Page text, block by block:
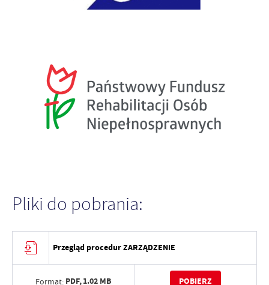
Pliki do pobrania:
Przegląd procedur ZARZĄDZENIE
Format: PDF,1.02 MB POBIERZ